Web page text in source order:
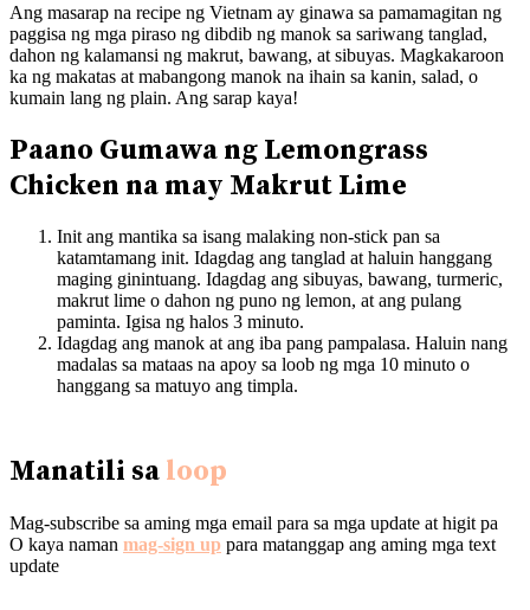
Ang masarap na recipe ng Vietnam ay ginawa sa pamamagitan ng
paggisa ng mga piraso ng dibdib ng manok sa sariwang tanglad,
dahon ng kalamansi ng makrut, bawang, at sibuyas. Magkakaroon
ka ng makatas at mabangong manok na ihain sa kanin, salad, o
kumain lang ng plain. Ang sarap kaya!
Paano Gumawa ng Lemongrass
Chicken na may Makrut Lime
Init ang mantika sa isang malaking non-stick pan sa
katamtamang init. Idagdag ang tanglad at haluin hanggang
maging ginintuang. Idagdag ang sibuyas, bawang, turmeric,
makrut lime o dahon ng puno ng lemon, at ang pulang
paminta. Igisa ng halos 3 minuto.
Idagdag ang manok at ang iba pang pampalasa. Haluin nang
madalas sa mataas na apoy sa loob ng mga 10 minuto o
hanggang sa matuyo ang timpla.
Manatili sa loop
Mag-subscribe sa aming mga email para sa mga update at higit pa
O kaya naman mag-sign up para matanggap ang aming mga text
update